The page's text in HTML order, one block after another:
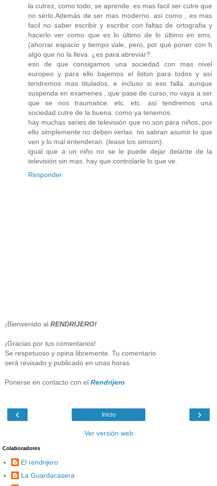
la cutrez, como todo, se aprende. es mas facil ser cutre que
no serlo.Además de ser mas moderno. así como , es mas
facil no saber escribir y escribir con faltas de ortografia y
hacerlo ver como que es lo último de lo último en sms.
(ahorrar espacio y tiempo vale, pero, por qué poner con h
algo que no la lleva. ¿es para abreviar?.
eso de que consigamos una sociedad con mas nivel
europeo y para ello bajemos el liston para todos y así
tendremos mas titulados, e incluso si eso falla. aunque
suspenda en examenes , que pase de curso, no vaya a ser
que se nos traumatice. etc. etc. así tendremos una
sociedad cutre de la buena. como ya tenemos.
hay muchas series de televisión que no son para niños, por
ello simplemente no deben verlas. no sabran asumir lo que
ven y lo mal entenderan. (lease los simson).
igual que a un niño no se le puede dejar delante de la
televisión sin mas. hay que controlarle lo que ve.
Responder
¡Bienvenido al RENDRIJERO!
¡Gracias por tus comentarios!
Se respetuoso y opina libremente. Tu comentario
será revisado y publicado en unas horas.
Ponerse en contacto con el Rendrijero
‹ ›
Inicio
Ver versión web
Colaboradores
El rendrijero
La Guardacasera